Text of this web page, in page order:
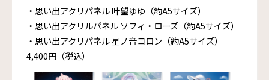
・思い出アクリパネル 叶望ゆゆ（約A5サイズ）
・思い出アクリルパネル ソフィ・ローズ（約A5サイズ）
・思い出アクリパネル 星ノ音コロン（約A5サイズ）
4,400円（税込）